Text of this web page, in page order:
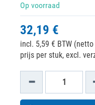
Op voorraad
32,19 €
incl. 5,59 € BTW
prijs per stuk, excl.